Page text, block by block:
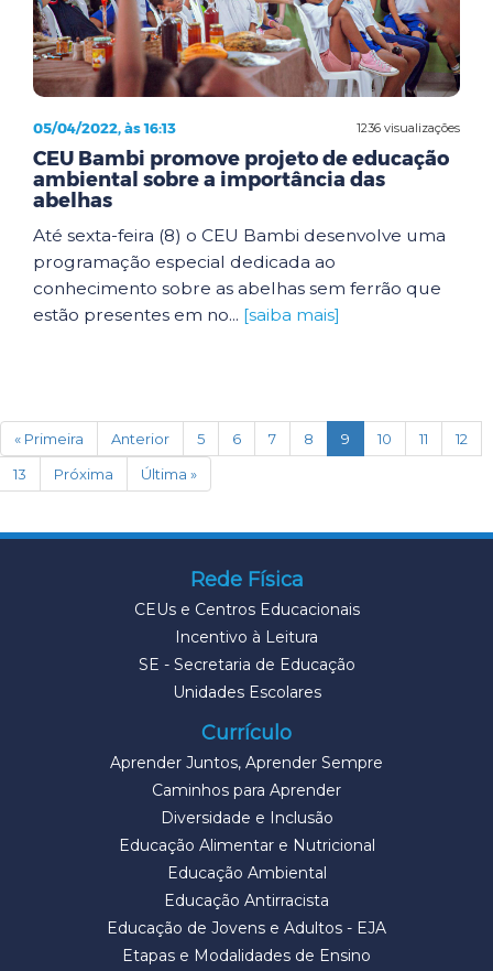
1236 visualizações
05/04/2022, às 16:13
CEU Bambi promove projeto de educação
ambiental sobre a importância das
abelhas
Até sexta-feira (8) o CEU Bambi desenvolve uma
programação especial dedicada ao
conhecimento sobre as abelhas sem ferrão que
estão presentes em no... [saiba mais]
« Primeira Anterior 5 6 7 8 9 (current)
10 11
12
13
Próxima Última »
Rede Física
CEUs e Centros Educacionais
Incentivo à Leitura
SE - Secretaria de Educação
Unidades Escolares
Currículo
Aprender Juntos, Aprender Sempre
Caminhos para Aprender
Diversidade e Inclusão
Educação Alimentar e Nutricional
Educação Ambiental
Educação Antirracista
Educação de Jovens e Adultos - EJA
Etapas e Modalidades de Ensino